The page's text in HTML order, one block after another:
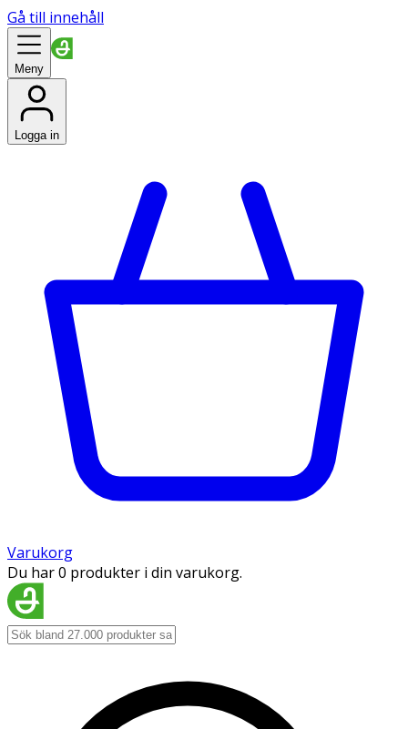
Gå till innehåll
Meny
Logga in
Varukorg
Du har 0 produkter i din varukorg.